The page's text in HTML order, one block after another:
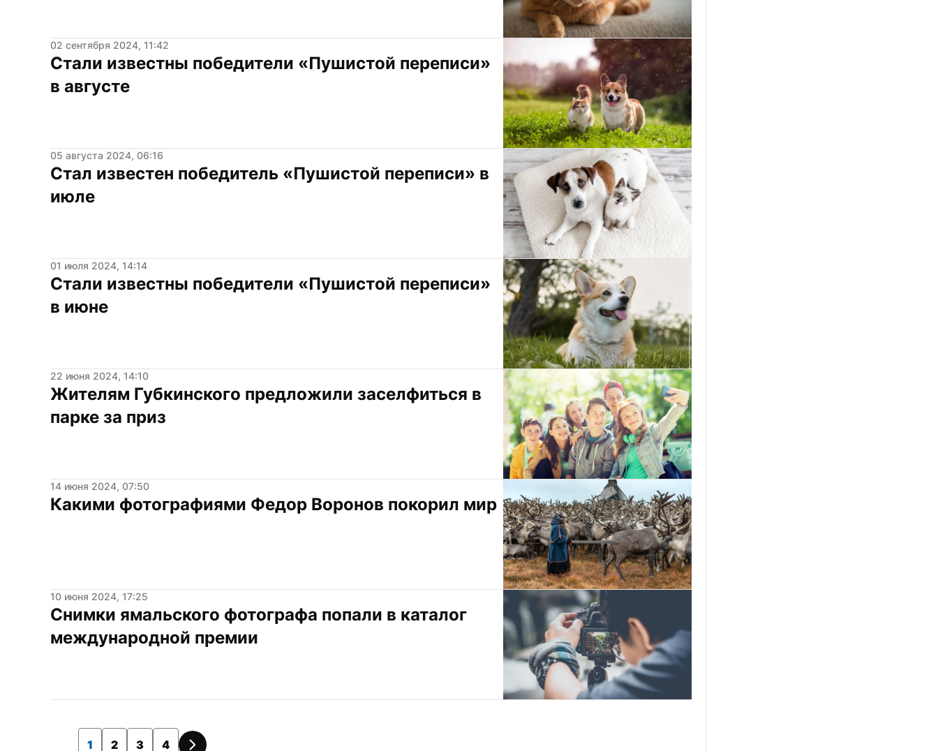
02 сентября 2024, 11:42
Стали известны победители «Пушистой переписи»
в августе
05 августа 2024, 06:16
Стал известен победитель «Пушистой переписи» в
июле
01 июля 2024, 14:14
Стали известны победители «Пушистой переписи»
в июне
22 июня 2024, 14:10
Жителям Губкинского предложили заселфиться в
парке за приз
14 июня 2024, 07:50
Какими фотографиями Федор Воронов покорил мир
10 июня 2024, 17:25
Снимки ямальского фотографа попали в каталог
международной премии
1 2 3 4